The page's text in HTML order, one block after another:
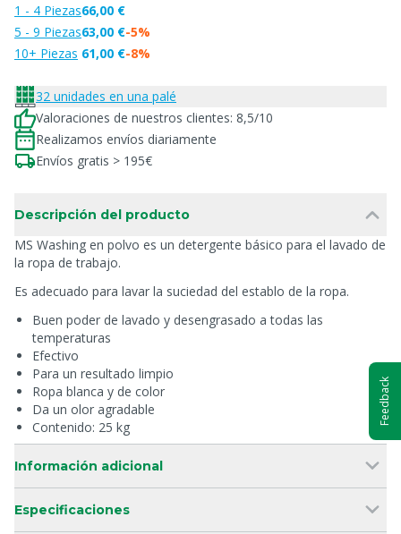
1 - 4 Piezas
5 - 9 Piezas
10+ Piezas
66,00 €
63,00 €
61,00 €
-5%
-8%
32 unidades en una palé
Valoraciones de nuestros clientes: 8,5/10
Realizamos envíos diariamente
Envíos gratis > 195€
Descripción del producto
MS Washing en polvo es un detergente básico para el lavado de
la ropa de trabajo.
Es adecuado para lavar la suciedad del establo de la ropa.
Buen poder de lavado y desengrasado a todas las
temperaturas
Efectivo
Para un resultado limpio
Ropa blanca y de color
Da un olor agradable
Contenido: 25 kg
Información adicional
Especificaciones
Feedback